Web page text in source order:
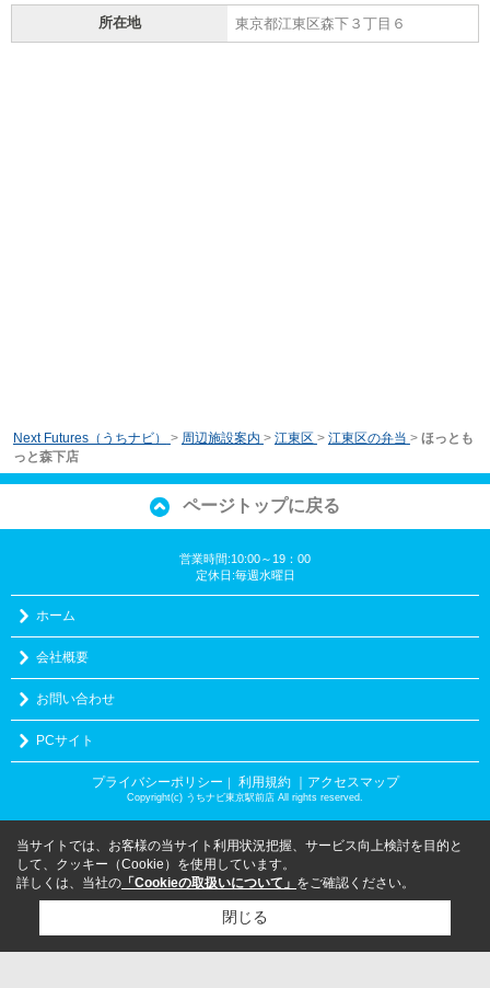
所在地 東京都江東区森下３丁目６
Next Futures（うちナビ） > 周辺施設案内 > 江東区 > 江東区の弁当 > ほっとも
っと森下店
ページトップに戻る
営業時間:10:00～19：00
定休日:毎週水曜日
ホーム
会社概要
お問い合わせ
PCサイト
プライバシーポリシー ｜ 利用規約 ｜アクセスマップ
Copyright(c) うちナビ東京駅前店 All rights reserved.
当サイトでは、お客様の当サイト利用状況把握、サービス向上検討を目的と
して、クッキー（Cookie）を使用しています。
詳しくは、当社の 「Cookieの取扱いについて」 をご確認ください。
閉じる